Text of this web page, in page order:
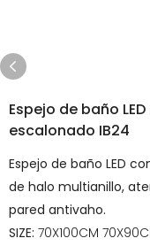
Espejo de baño
escalonado IB24
Espejo de baño LED
de halo multianillo,
pared antivaho.
SIZE: 70X100CM